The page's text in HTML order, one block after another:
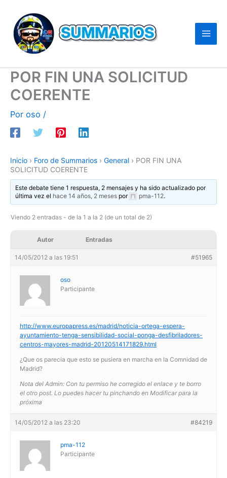
contenido
POR FIN UNA SOLICITUD
COERENTE
Por oso /
Inicio › Foro de Summarios › General › POR FIN UNA
SOLICITUD COERENTE
Este debate tiene 1 respuesta, 2 mensajes y ha sido actualizado por
última vez el hace 14 años, 2 meses por pma-112.
Viendo 2 entradas - de la 1 a la 2 (de un total de 2)
Autor Entradas
14/05/2012 a las 19:51 #51965
oso
Participante
http://www.europapress.es/madrid/noticia-ortega-espera-
ayuntamiento-tenga-sensibilidad-social-ponga-desfibriladores-
centros-mayores-madrid-20120514171829.html
¿Que os parecia que esto se pusiera en marcha en la Comnidad de
Madrid?
Nota del Admin: Con tu permiso he corregido el enlace y te borro
el otro post. Lo puedes hacer tu pinchando en Modificar para la
próxima
14/05/2012 a las 23:20 #84219
pma-112
Participante